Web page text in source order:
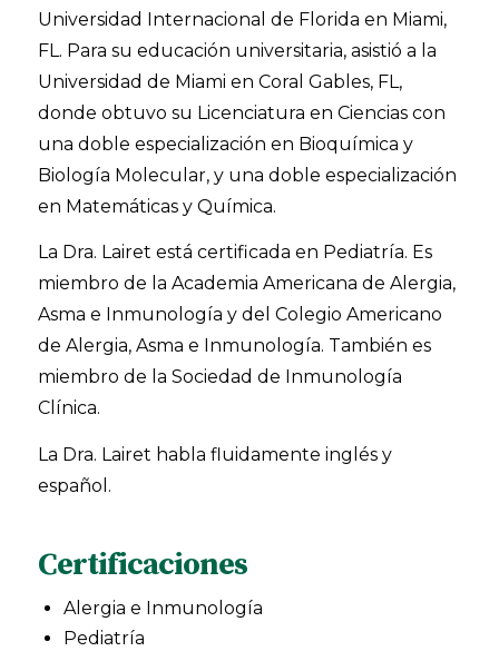
Universidad Internacional de Florida en Miami,
FL. Para su educación universitaria, asistió a la
Universidad de Miami en Coral Gables, FL,
donde obtuvo su Licenciatura en Ciencias con
una doble especialización en Bioquímica y
Biología Molecular, y una doble especialización
en Matemáticas y Química.
La Dra. Lairet está certificada en Pediatría. Es
miembro de la Academia Americana de Alergia,
Asma e Inmunología y del Colegio Americano
de Alergia, Asma e Inmunología. También es
miembro de la Sociedad de Inmunología
Clínica.
La Dra. Lairet habla fluidamente inglés y
español.
Certificaciones
Alergia e Inmunología
Pediatría